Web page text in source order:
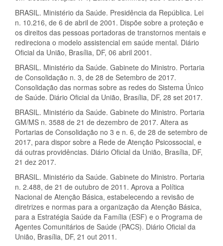
BRASIL. Ministério da Saúde. Presidência da República. Lei
n. 10.216, de 6 de abril de 2001. Dispõe sobre a proteção e
os direitos das pessoas portadoras de transtornos mentais e
redireciona o modelo assistencial em saúde mental. Diário
Oficial da União, Brasília, DF, 06 abril 2001.
BRASIL. Ministério da Saúde. Gabinete do Ministro. Portaria
de Consolidação n. 3, de 28 de Setembro de 2017.
Consolidação das normas sobre as redes do Sistema Único
de Saúde. Diário Oficial da União, Brasília, DF, 28 set 2017.
BRASIL. Ministério da Saúde. Gabinete do Ministro. Portaria
GM/MS n. 3588 de 21 de dezembro de 2017. Altera as
Portarias de Consolidação no 3 e n. 6, de 28 de setembro de
2017, para dispor sobre a Rede de Atenção Psicossocial, e
dá outras providências. Diário Oficial da União, Brasília, DF,
21 dez 2017.
BRASIL. Ministério da Saúde. Gabinete do Ministro. Portaria
n. 2.488, de 21 de outubro de 2011. Aprova a Política
Nacional de Atenção Básica, estabelecendo a revisão de
diretrizes e normas para a organização da Atenção Básica,
para a Estratégia Saúde da Família (ESF) e o Programa de
Agentes Comunitários de Saúde (PACS). Diário Oficial da
União, Brasília, DF, 21 out 2011.